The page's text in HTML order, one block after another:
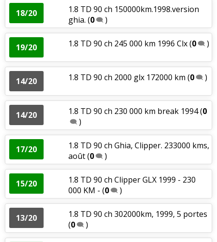
18/20
1.8 TD 90 ch 150000km.1998.version
ghia. (0 )
19/20 1.8 TD 90 ch 245 000 km 1996 Clx(0 )
14/20 1.8 TD 90 ch 2000 glx 172000 km (0 )
14/20 1.8 TD 90 ch 230 000 km break 1994(0
)
17/20
1.8 TD 90 ch Ghia, Clipper. 233000 kms,
août(0 )
15/20
1.8 TD 90 ch Clipper GLX 1999 - 230
000 KM - (0 )
13/20
1.8 TD 90 ch 302000km, 1999, 5 portes
(0 )